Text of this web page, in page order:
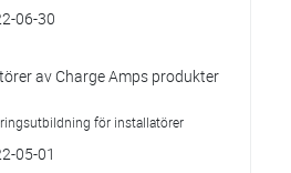
06-30
av Charge Amps produkter
för installatörer
05-01